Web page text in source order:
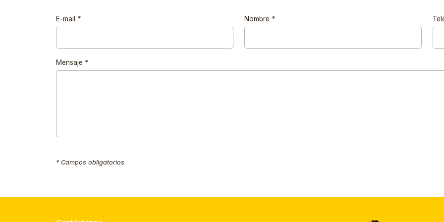
E-mail * Nombre *
Mensaje *
* Campos obligatorios